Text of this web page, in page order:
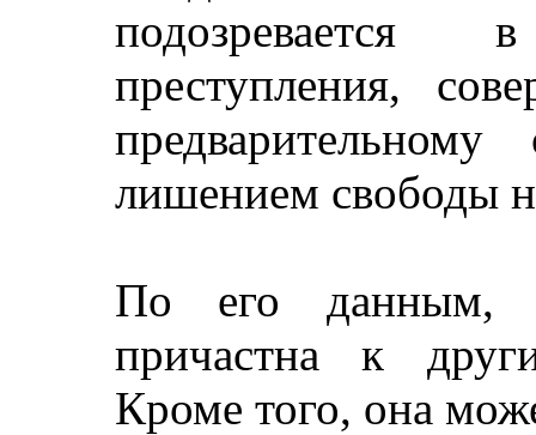
подозревается
преступления,
предварительному
лишением свободы
По его данным,
причастна к
Кроме того, она